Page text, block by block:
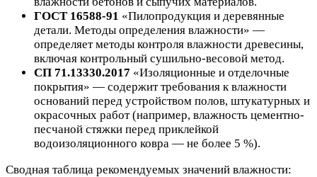
ГОСТ 16588-91 «Пилопродукция и деревянные
детали. Методы определения влажности» —
определяет методы контроля влажности древесины,
включая контрольный сушильно-весовой метод.
СП 71.13330.2017 «Изоляционные и отделочные
покрытия» — содержит требования к влажности
оснований перед устройством полов, штукатурных и
окрасочных работ (например, влажность цементно-
песчаной стяжки перед приклейкой
водоизоляционного ковра — не более 5 %).
Сводная таблица рекомендуемых значений влажности: